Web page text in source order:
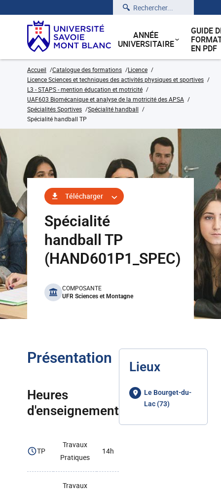
Rechercher
ANNÉE
UNIVERSITAIRE
GUIDE
EN PDF
Accueil Catalogue des formations
Licence
Licence Sciences et techniques des activités physiques et sportives
L3 - STAPS - mention éducation et motricité
UAF603 Biomécanique et analyse de la motricité des APSA
Spécialités Sportives
Spécialité handball
Spécialité handball TP
Télécharger
Spécialité
handball TP
(HAND601P1_SPEC)
benefits
COMPOSANTE
UFR Sciences et Montagne
Présentation
Heures
d'enseignement
TP
Travaux
Pratiques
14h
Travaux
Lieux
Le Bourget-du-
Lac (73)